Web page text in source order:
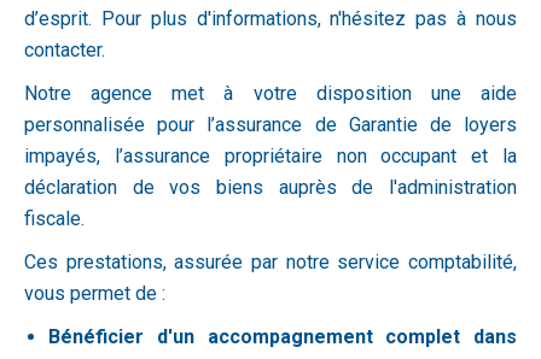
d’esprit. Pour plus d'informations, n'hésitez pas à nous
contacter.
Notre agence met à votre disposition une aide
personnalisée pour l’assurance de Garantie de loyers
impayés, l’assurance propriétaire non occupant et la
déclaration de vos biens auprès de l'administration
fiscale.
Ces prestations, assurée par notre service comptabilité,
vous permet de :
Bénéficier d'un accompagnement complet dans